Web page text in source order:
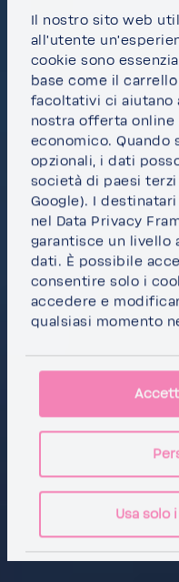
Il nostro sito web
all'utente
cookie sono
base come il
facoltativi ci aiutano
nostra offerta online
economico. Quando
opzionali, i dati
società di paesi
Google). I
nel Data Privacy
garantisce un livello
dati. È possibile
consentire solo i
accedere e
qualsiasi momento
Usa solo